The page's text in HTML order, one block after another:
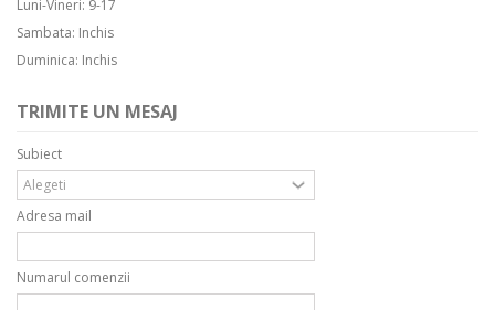
Luni-Vineri: 9-17
Sambata: Inchis
Duminica: Inchis
TRIMITE UN MESAJ
Subiect
Adresa mail
Numarul comenzii